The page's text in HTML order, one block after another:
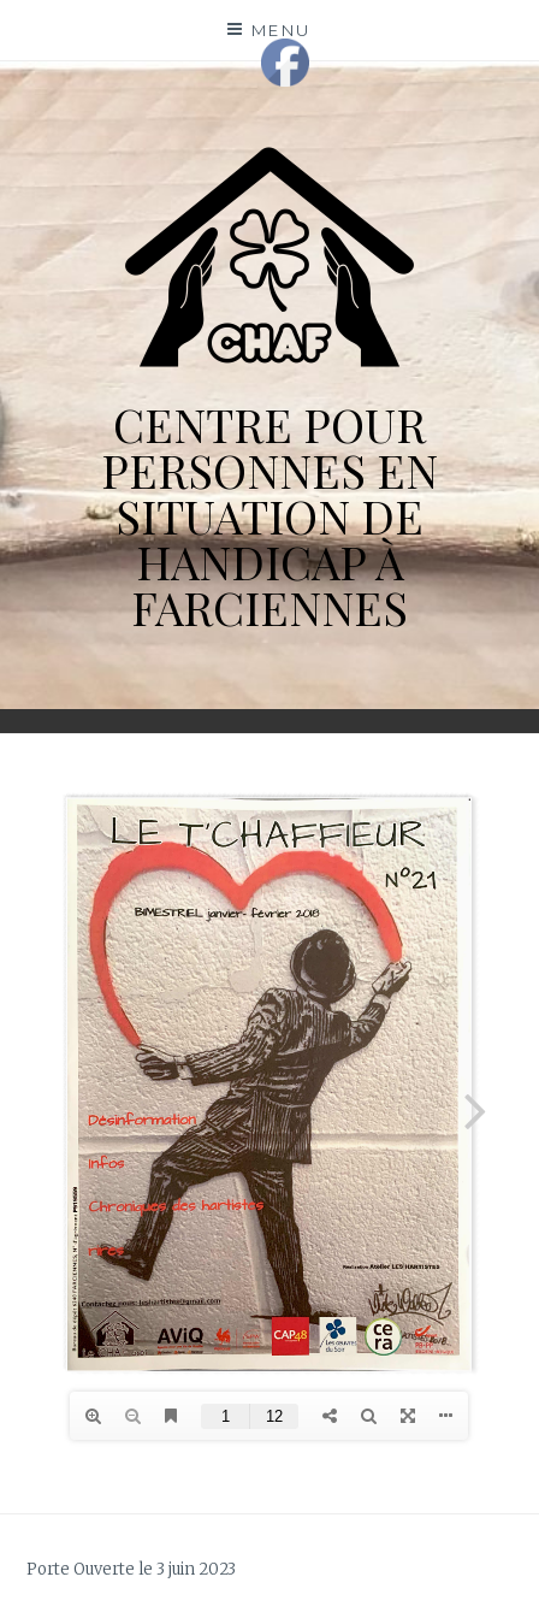
content
MENU
CENTRE POUR
PERSONNES EN
SITUATION DE
HANDICAP À
FARCIENNES
Porte Ouverte le 3 juin 2023